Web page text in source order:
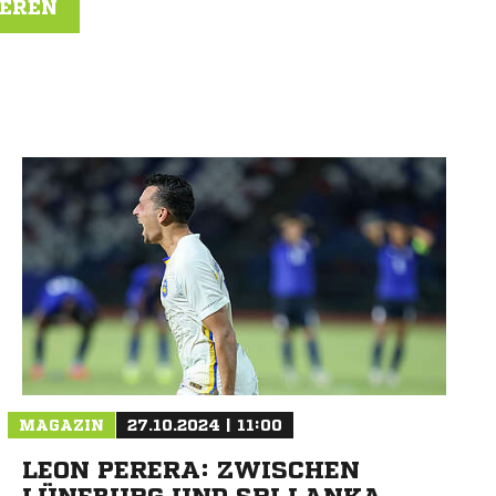
MAGAZIN 27.10.2024 | 11:00
LEON PERERA: ZWISCHEN